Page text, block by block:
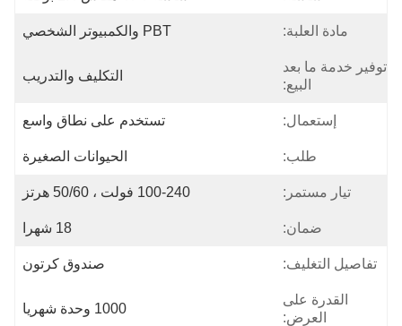
مادة العلبة: PBT والكمبيوتر الشخصي
توفير خدمة ما بعد
البيع:
التكليف والتدريب
إستعمال: تستخدم على نطاق واسع
طلب: الحيوانات الصغيرة
تيار مستمر: 100-240 فولت ، 50/60 هرتز
ضمان: 18 شهرا
تفاصيل التغليف: صندوق كرتون
القدرة على
العرض:
1000 وحدة شهريا